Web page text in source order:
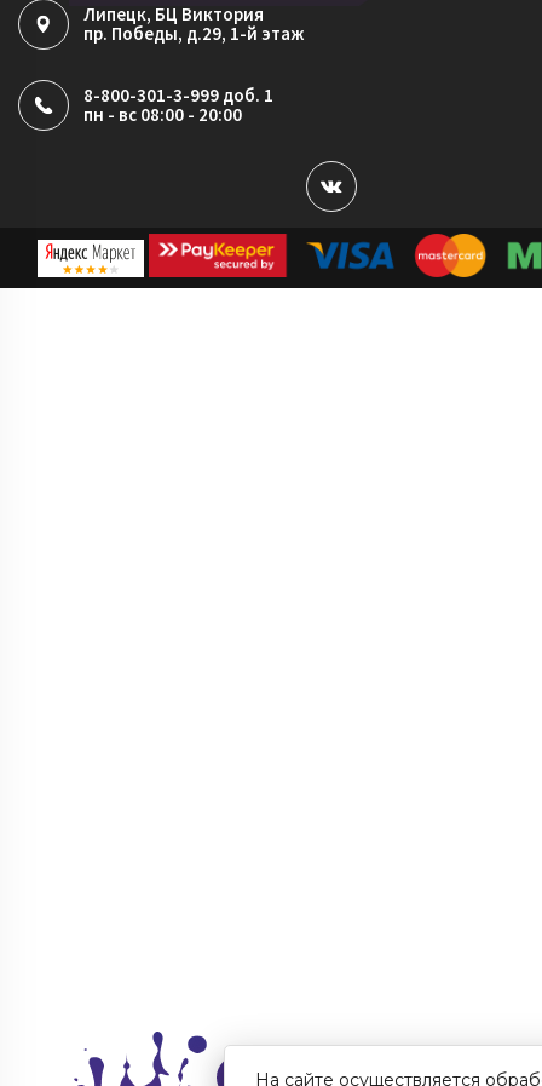
Липецк, БЦ Виктория
пр. Победы, д.29, 1-й этаж
8-800-301-3-999 доб. 1
пн - вс 08:00 - 20:00
На сайте осуществляется